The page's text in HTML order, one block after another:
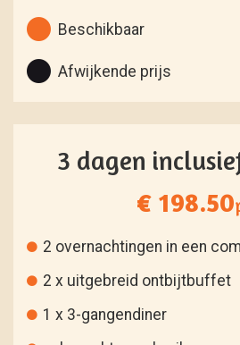
Beschikbaar
Afwijkende prijs
3 dagen
€ 198.50
2 overnachtingen in een
2 x uitgebreid ontbijtbuffet
1 x 3-gangendiner